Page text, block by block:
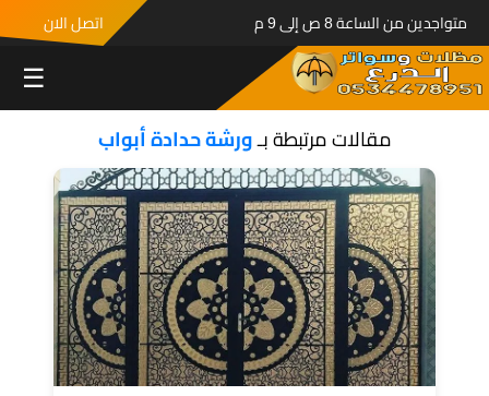
متواجدين من الساعة 8 ص إلى 9 م اتصل الان
☰
مقالات مرتبطة بـورشة حدادة أبواب